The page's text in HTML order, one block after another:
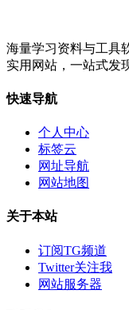
海量学习资料与工具
实用网站，一站式发
快速导航
个人中心
标签云
网址导航
网站地图
关于本站
订阅TG频道
Twitter关注我
网站服务器